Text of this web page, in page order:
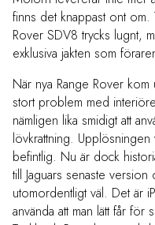
finns det knappast ont om.
Rover SDV8 trycks lugnt,
exklusiva jakten som
När nya Range Rover
stort problem med
nämligen lika smidigt att
lövkrattning.
befintlig. Nu är dock
till Jaguars senaste
utomordentligt väl. Det är
använda att man lätt får för